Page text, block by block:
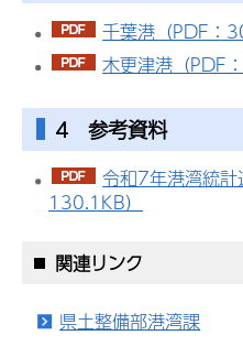
千葉港（PDF：
木更津港（PDF
4 参考資料
令和7年港湾統計
130.1KB）
関連リンク
県土整備部港湾課